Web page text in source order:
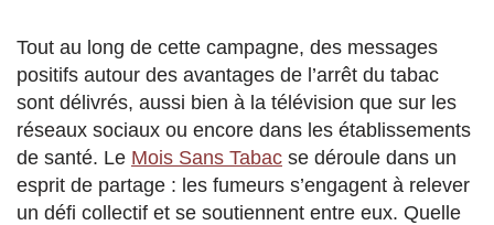
Tout au long de cette campagne, des messages
positifs autour des avantages de l’arrêt du tabac
sont délivrés, aussi bien à la télévision que sur les
réseaux sociaux ou encore dans les établissements
de santé. Le Mois Sans Tabac se déroule dans un
esprit de partage : les fumeurs s’engagent à relever
un défi collectif et se soutiennent entre eux. Quelle